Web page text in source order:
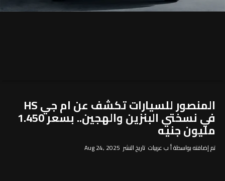
المنصور للسيارات تكشف عن ام جي HS
في نسختي البنزين والهجين.. بسعر 1.450
مليون جنيه
تم إضافته بواسطة أ ب عربيات تاريخ النشر Aug 24, 2025